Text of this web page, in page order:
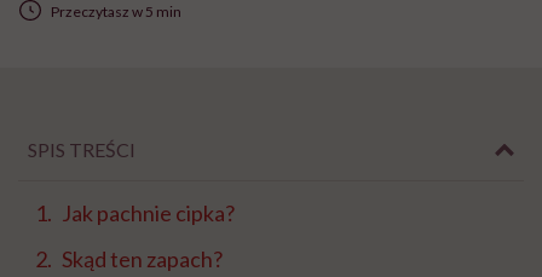
Przeczytasz w 5 min
SPIS TREŚCI
Jak pachnie cipka?
Skąd ten zapach?